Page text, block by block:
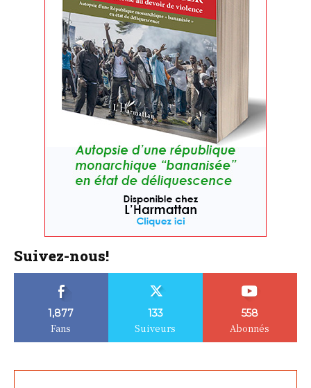
Suivez-nous!
1,877
Fans
133
Suiveurs
558
Abonnés